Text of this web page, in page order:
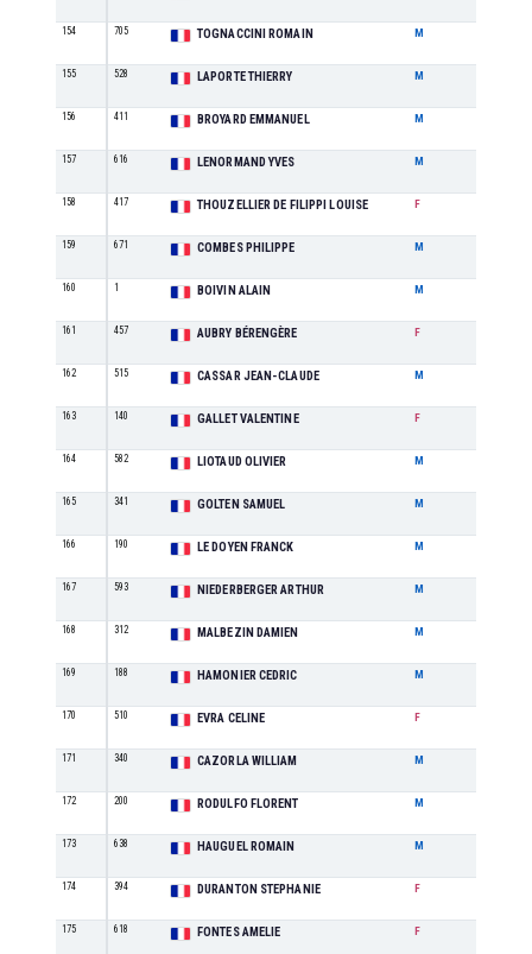
154 705 TOGNACCINI ROMAIN M
155 528 LAPORTE THIERRY M
156 411 BROYARD EMMANUEL M
157 616 LENORMAND YVES M
158 417 THOUZELLIER DE FILIPPI LOUISE F
159 671 COMBES PHILIPPE M
160 1 BOIVIN ALAIN M
161 457 AUBRY BÉRENGÈRE F
162 515 CASSAR JEAN-CLAUDE M
163 140 GALLET VALENTINE F
164 582 LIOTAUD OLIVIER M
165 341 GOLTEN SAMUEL M
166 190 LE DOYEN FRANCK M
167 593 NIEDERBERGER ARTHUR M
168 312 MALBEZIN DAMIEN M
169 188 HAMONIER CEDRIC M
170 510 EVRA CELINE F
171 340 CAZORLA WILLIAM M
172 200 RODULFO FLORENT M
173 638 HAUGUEL ROMAIN M
174 394 DURANTON STEPHANIE F
175 618 FONTES AMELIE F